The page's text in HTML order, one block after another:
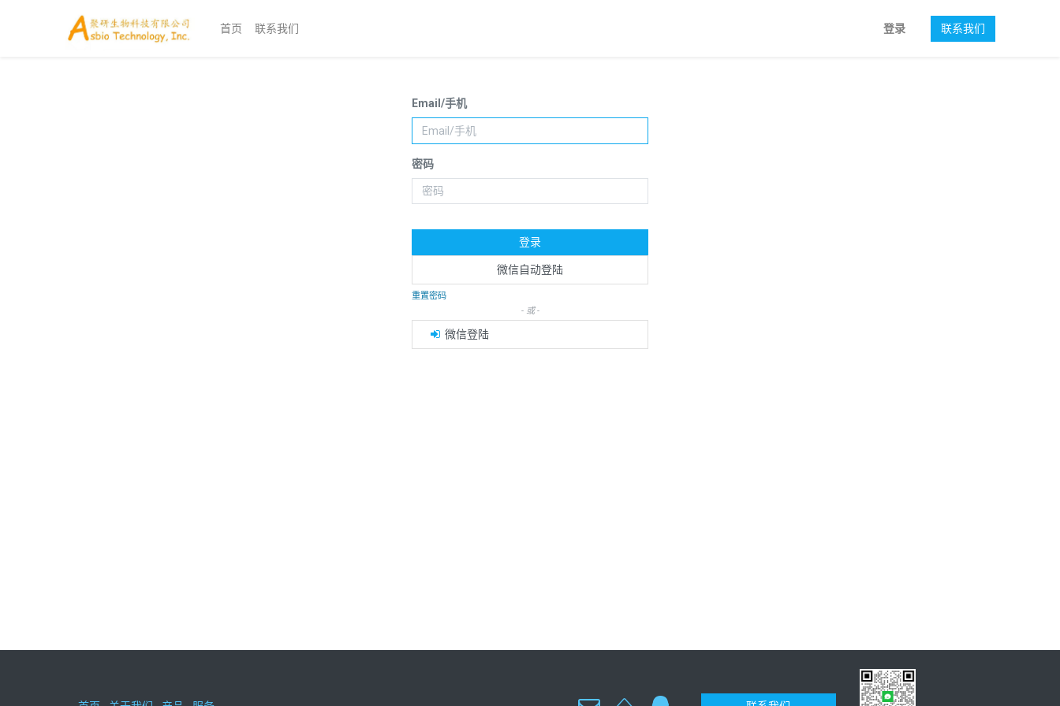
首页 联系我们 登录 联系我们
Email/手机
密码
登录
微信自动登陆
重置密码
- 或 -
微信登陆